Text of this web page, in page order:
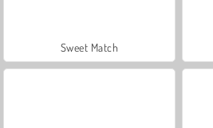
Sweet Match